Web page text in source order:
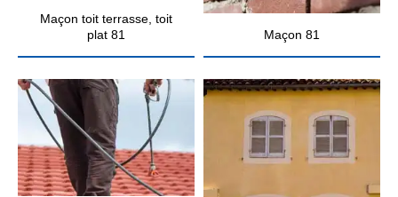
Maçon toit terrasse, toit
plat 81
Maçon 81